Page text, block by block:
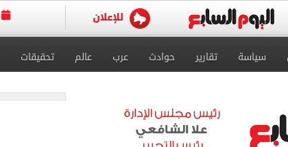
سياسة تقارير حوادث عرب عالم تحقيقات